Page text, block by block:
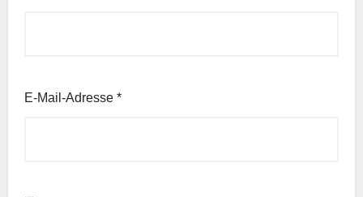
E-Mail-Adresse *